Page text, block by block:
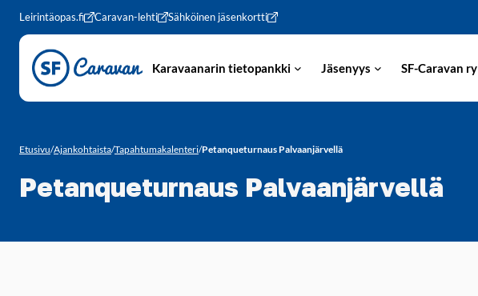
Siirry sivun sisältöön
Leirintäopas.fi Caravan-lehti Sähköinen jäsenkortti
Karavaanarin tietopankki Jäsenyys SF-Caravan ry
Etusivu/Ajankohtaista/Tapahtumakalenteri/Petanqueturnaus Palvaanjärvellä
Petanqueturnaus Palvaanjärvellä